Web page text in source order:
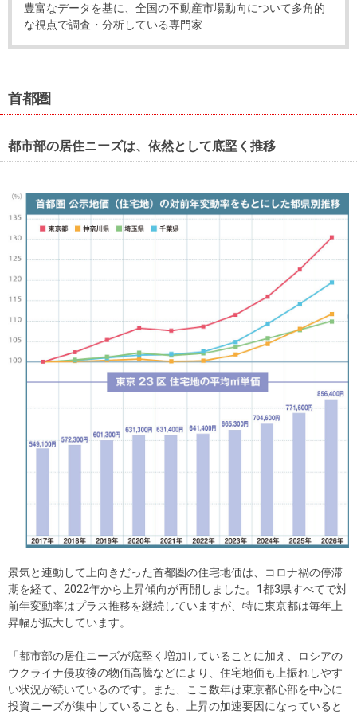
税金の本
（電子ブ
ック）
豊富なデータを基に、全国の不動産市場動向について多角的
な視点で調査・分析している専門家
首都圏
都市部の居住ニーズは、依然として底堅く推移
景気と連動して上向きだった首都圏の住宅地価は、コロナ禍の停滞
期を経て、2022年から上昇傾向が再開しました。1都3県すべてで対
前年変動率はプラス推移を継続していますが、特に東京都は毎年上
昇幅が拡大しています。
「都市部の居住ニーズが底堅く増加していることに加え、ロシアの
ウクライナ侵攻後の物価高騰などにより、住宅地価も上振れしやす
い状況が続いているのです。また、ここ数年は東京都心部を中心に
投資ニーズが集中していることも、上昇の加速要因になっていると